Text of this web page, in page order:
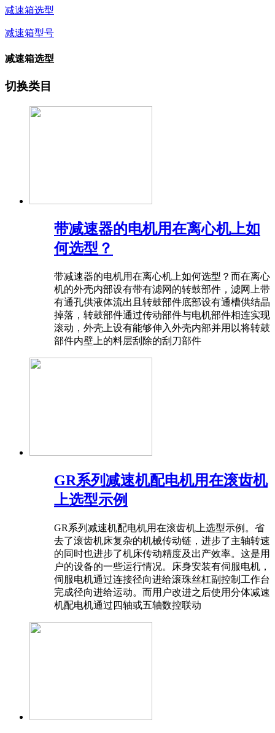
减速箱选型
减速箱型号
减速箱选型
切换类目
带减速器的电机用在离心机上如
何选型？
带减速器的电机用在离心机上如何选型？而在离心
机的外壳内部设有带有滤网的转鼓部件，滤网上带
有通孔供液体流出且转鼓部件底部设有通槽供结晶
掉落，转鼓部件通过传动部件与电机部件相连实现
滚动，外壳上设有能够伸入外壳内部并用以将转鼓
部件内壁上的料层刮除的刮刀部件
GR系列减速机配电机用在滚齿机
上选型示例
GR系列减速机配电机用在滚齿机上选型示例。省
去了滚齿机床复杂的机械传动链，进步了主轴转速
的同时也进步了机床传动精度及出产效率。这是用
户的设备的一些运行情况。床身安装有伺服电机，
伺服电机通过连接径向进给滚珠丝杠副控制工作台
完成径向进给运动。而用户改进之后使用分体减速
机​配电机通过四轴或五轴数控联动